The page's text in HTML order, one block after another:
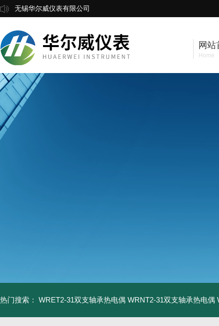
无锡华尔威仪表有限公司
网站
Home
热门搜索： WRET2-31双支轴承热电偶 WRNT2-31双支轴承热电偶